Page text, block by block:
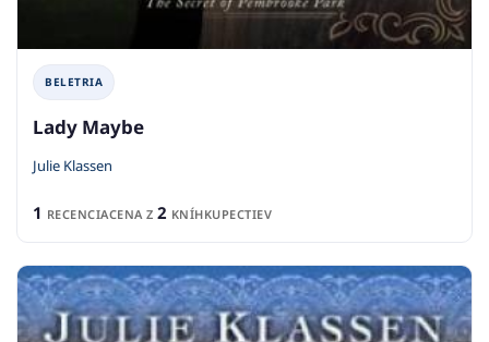
BELETRIA
Lady Maybe
Julie Klassen
1 RECENCIACENA Z 2 KNÍHKUPECTIEV